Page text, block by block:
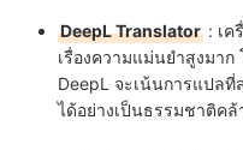
DeepL Translator : เค
เรื่องความแม่นยำสูงมาก
DeepL จะเน้นการแปล
ได้อย่างเป็นธรรมชาติค